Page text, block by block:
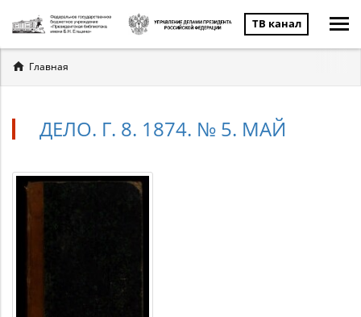
ТВ канал
Вы
здесь
Главная
ДЕЛО. Г. 8. 1874. № 5. МАЙ